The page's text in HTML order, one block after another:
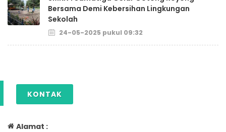
Bersama Demi Kebersihan Lingkungan
Sekolah
24-05-2025 pukul 09:32
KONTAK
Alamat :